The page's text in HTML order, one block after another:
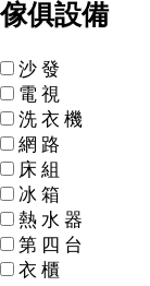
傢俱設備
沙 發
電 視
洗 衣 機
網 路
床 組
冰 箱
熱 水 器
第 四 台
衣 櫃